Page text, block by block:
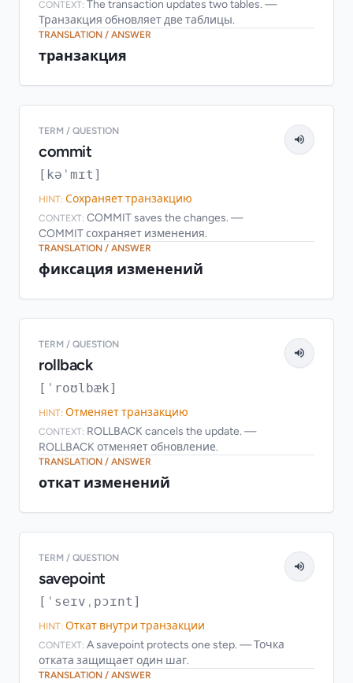
CONTEXT: The transaction updates two tables. —
Транзакция обновляет две таблицы.
TRANSLATION / ANSWER
транзакция
TERM / QUESTION
commit
[kəˈmɪt]
HINT: Сохраняет транзакцию
CONTEXT: COMMIT saves the changes. —
COMMIT сохраняет изменения.
TRANSLATION / ANSWER
фиксация изменений
TERM / QUESTION
rollback
[ˈroʊlbæk]
HINT: Отменяет транзакцию
CONTEXT: ROLLBACK cancels the update. —
ROLLBACK отменяет обновление.
TRANSLATION / ANSWER
откат изменений
TERM / QUESTION
savepoint
[ˈseɪvˌpɔɪnt]
HINT: Откат внутри транзакции
CONTEXT: A savepoint protects one step. — Точка
отката защищает один шаг.
TRANSLATION / ANSWER